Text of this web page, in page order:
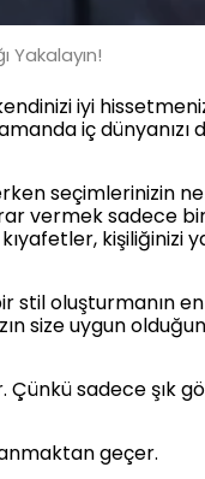
Yakalayın!
iyi
iç
seçimlerinizin
vermek sadece
kişiliğinizi
stil oluşturmanın
size uygun
Çünkü sadece şık
geçer.